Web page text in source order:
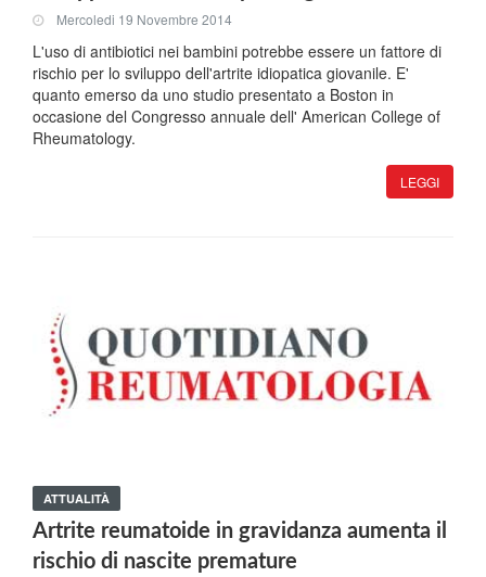
Mercoledi 19 Novembre 2014
L'uso di antibiotici nei bambini potrebbe essere un fattore di
rischio per lo sviluppo dell'artrite idiopatica giovanile. E'
quanto emerso da uno studio presentato a Boston in
occasione del Congresso annuale dell' American College of
Rheumatology.
LEGGI
ATTUALITÀ
Artrite reumatoide in gravidanza aumenta il
rischio di nascite premature